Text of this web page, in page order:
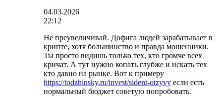
04.03.2026
22:12
Не преувеличивай. Дофига людей зарабатывает в
крипте, хотя большинство и правда мошенники.
Ты просто видишь только тех, кто громче всех
кричат. А тут нужно копать глубже и искать тех
кто давно на рынке. Вот к примеру
https://todzhinsky.ru/invest/sident-otzyvy если есть
нормальный бюджет советую попробовать.